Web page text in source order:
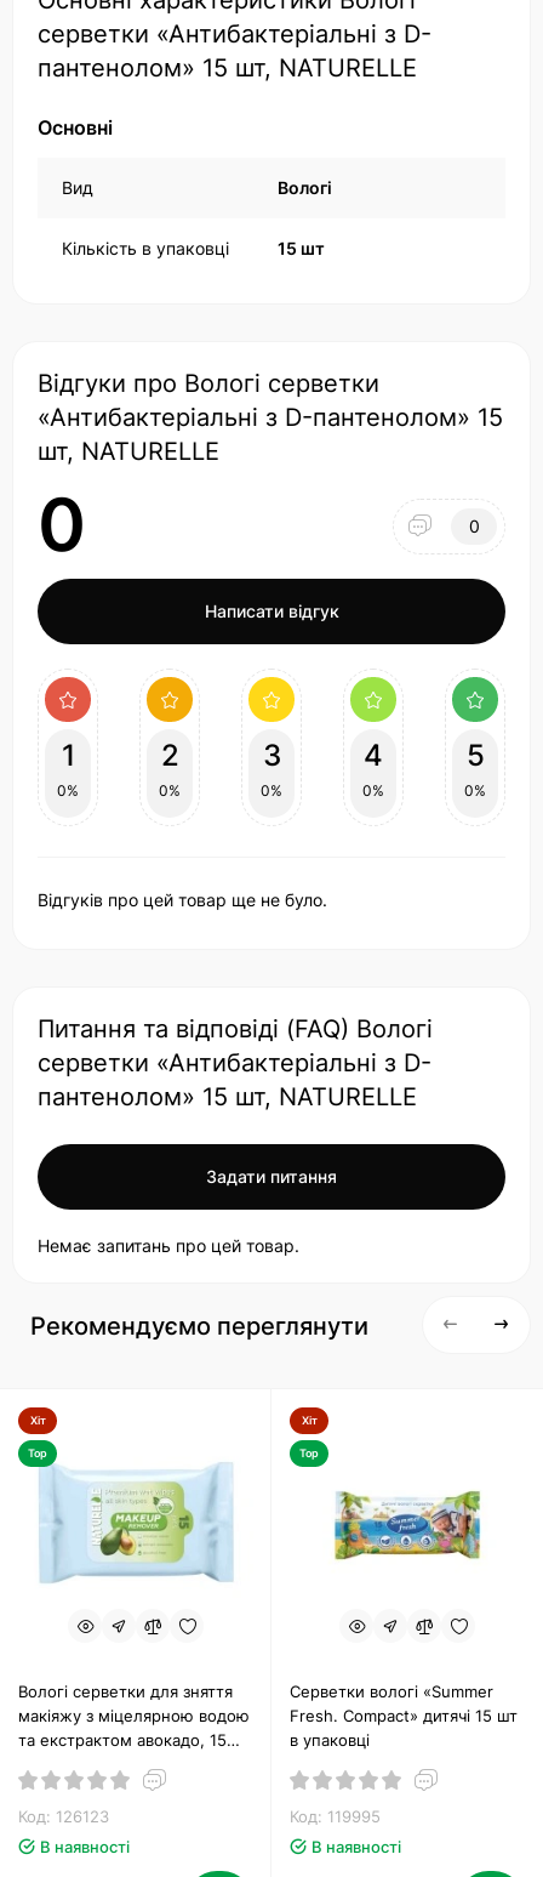
серветки «Антибактеріальні з D-
пантенолом» 15 шт, NATURELLE
Основні
Вид Вологі
Кількість в упаковці 15 шт
Відгуки про Вологі серветки
«Антибактеріальні з D-пантенолом» 15
шт, NATURELLE
0 0
Написати відгук
1
0%
2
0%
3
0%
4
0%
5
0%
Відгуків про цей товар ще не було.
Питання та відповіді (FAQ) Вологі
серветки «Антибактеріальні з D-
пантенолом» 15 шт, NATURELLE
Задати питання
Немає запитань про цей товар.
Рекомендуємо переглянути
Хіт
Top
Вологі серветки для зняття
макіяжу з міцелярною водою
та екстрактом авокадо, 15
Код: 126123
В наявності
Хіт
Top
Серветки вологі «Summer
Fresh. Compact» дитячі 15 шт
в упаковці
Код: 119995
В наявності